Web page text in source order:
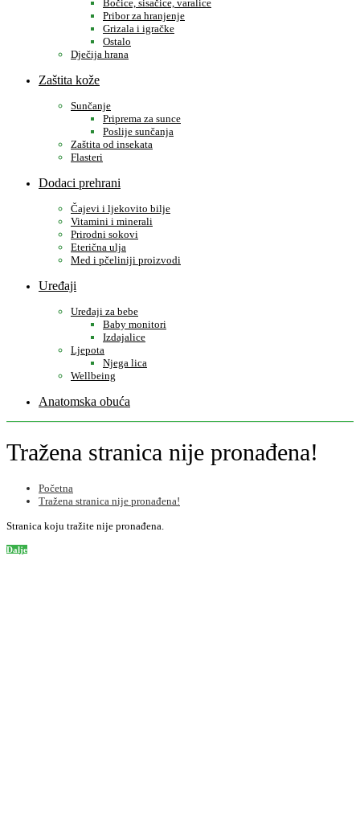
Bočice, sisačice, varalice
Pribor za hranjenje
Grizala i igračke
Ostalo
Dječija hrana
Zaštita kože
Sunčanje
Priprema za sunce
Poslije sunčanja
Zaštita od insekata
Flasteri
Dodaci prehrani
Čajevi i ljekovito bilje
Vitamini i minerali
Prirodni sokovi
Eterična ulja
Med i pčeliniji proizvodi
Uređaji
Uređaji za bebe
Baby monitori
Izdajalice
Ljepota
Njega lica
Wellbeing
Anatomska obuća
Tražena stranica nije pronađena!
Početna
Tražena stranica nije pronađena!
Stranica koju tražite nije pronađena.
Dalje